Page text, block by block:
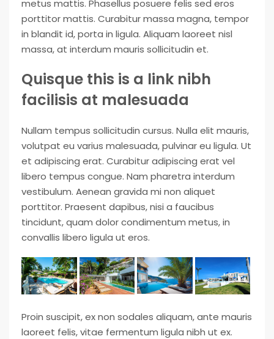
metus mattis. Phasellus posuere felis sed eros
porttitor mattis. Curabitur massa magna, tempor
in blandit id, porta in ligula. Aliquam laoreet nisl
massa, at interdum mauris sollicitudin et.
Quisque this is a link nibh
facilisis at malesuada
Nullam tempus sollicitudin cursus. Nulla elit mauris,
volutpat eu varius malesuada, pulvinar eu ligula. Ut
et adipiscing erat. Curabitur adipiscing erat vel
libero tempus congue. Nam pharetra interdum
vestibulum. Aenean gravida mi non aliquet
porttitor. Praesent dapibus, nisi a faucibus
tincidunt, quam dolor condimentum metus, in
convallis libero ligula ut eros.
Proin suscipit, ex non sodales aliquam, ante mauris
laoreet felis, vitae fermentum ligula nibh ut ex.